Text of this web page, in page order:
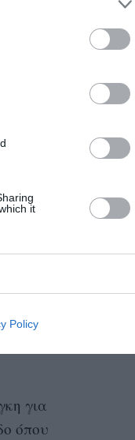
it
Policy
με τα
για
όπου